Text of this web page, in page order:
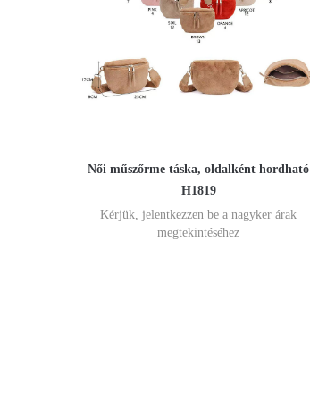
Női műszőrme táska, oldalként hordható
H1819
Kérjük, jelentkezzen be a nagyker árak
megtekintéséhez